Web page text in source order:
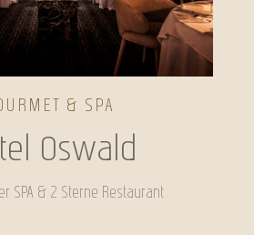
& SPA
Oswald
SPA & 2 Sterne Restaurant